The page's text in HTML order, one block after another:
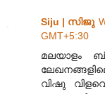
Siju | സിജു
GMT+5:30
മലയാളം
വിഷു